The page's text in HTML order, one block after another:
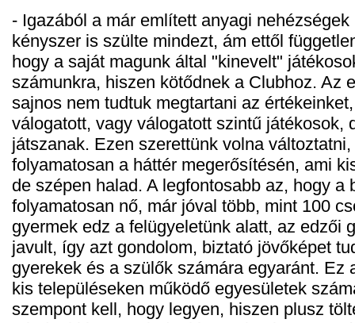
- Igazából a már említett anyagi
kényszer is szülte mindezt, ám ettől
hogy a saját magunk által "kinevelt"
számunkra, hiszen kötődnek a Clubhoz. Az
sajnos nem tudtuk megtartani az
válogatott, vagy válogatott szintű játékosok,
játszanak. Ezen szerettünk volna
folyamatosan a háttér megerősítésén, ami
de szépen halad. A legfontosabb az, hogy a
folyamatosan nő, már jóval több, mint 100
gyermek edz a felügyeletünk alatt, az edzői
javult, így azt gondolom, biztató jövőképet
gyerekek és a szülők számára egyaránt. Ez
kis településeken működő egyesületek
szempont kell, hogy legyen, hiszen plusz